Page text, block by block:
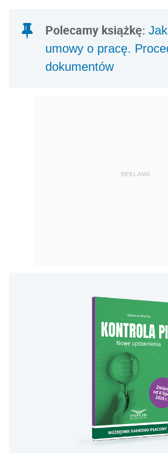
Polecamy książkę:
umowy o pracę.
dokumentów
REKLAMA